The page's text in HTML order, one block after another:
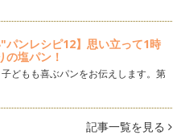
いませんか？！遊びであり、
時、切っても切れないのが旧
パンレシピ12】思い立って1時
の塩パン！
どもも喜ぶパンをお伝えします。第
記事一覧を見る